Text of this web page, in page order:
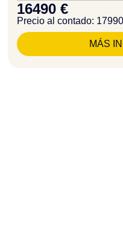
16490 €
Precio al contado:
MÁS